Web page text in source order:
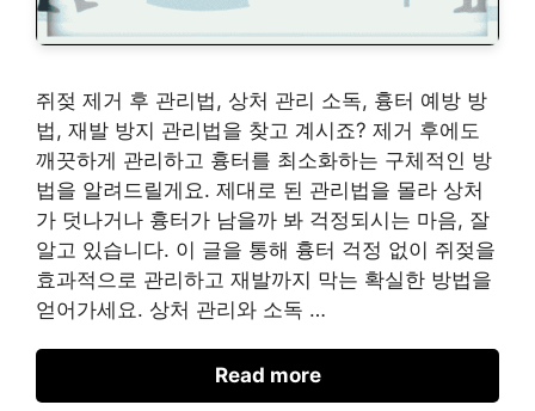
쥐젖 제거 후 관리법, 상처 관리 소독, 흉터 예방 방
법, 재발 방지 관리법을 찾고 계시죠? 제거 후에도
깨끗하게 관리하고 흉터를 최소화하는 구체적인 방
법을 알려드릴게요. 제대로 된 관리법을 몰라 상처
가 덧나거나 흉터가 남을까 봐 걱정되시는 마음, 잘
알고 있습니다. 이 글을 통해 흉터 걱정 없이 쥐젖을
효과적으로 관리하고 재발까지 막는 확실한 방법을
얻어가세요. 상처 관리와 소독 …
Read more